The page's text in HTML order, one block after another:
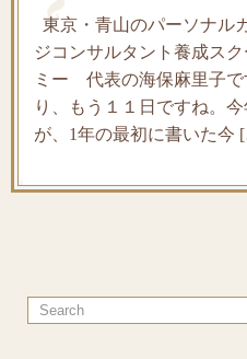
東京・青山のパーソナル
ジコンサルタント養成ス
ミー 代表の海保麻里子
り、もう１１日ですね。
が、1年の最初に書いた今